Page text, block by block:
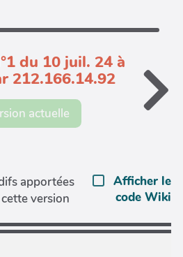
du 10 juil. 24 à
212.166.14.92
actuelle
apportées
version
Afficher le
code Wiki